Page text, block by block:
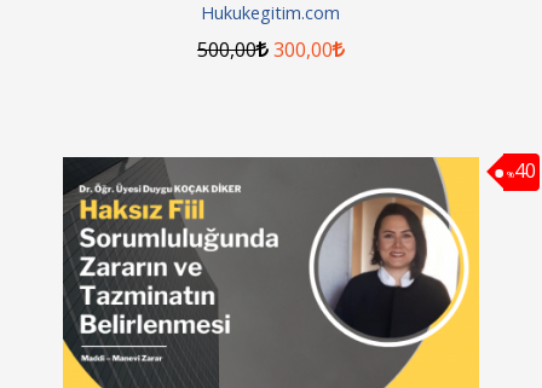
Hukukegitim.com
500,00 300,00
%40